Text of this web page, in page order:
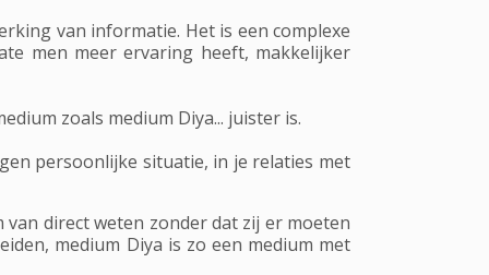
van informatie. Het is een complexe
men meer ervaring heeft, makkelijker
zoals medium Diya... juister is.
persoonlijke situatie, in je relaties met
direct weten zonder dat zij er moeten
medium Diya is zo een medium met